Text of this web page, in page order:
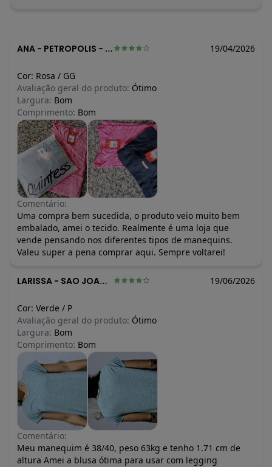
ANA - PETROPOLIS - RJ 19/04/2026
Cor: Rosa / GG
Avaliação geral do produto: Ótimo
Largura: Bom
Comprimento: Bom
Comentário:
Uma compra bem sucedida, o produto veio muito bem
embalado, amei o tecido. Realmente é uma loja que
vende pensando nos diferentes tipos de manequins.
Valeu super a pena comprar aqui. Sempre voltarei!
LARISSA - SAO JOAQUIM DE BICAS - MG 19/06/2026
Cor: Verde / P
Avaliação geral do produto: Ótimo
Largura: Bom
Comprimento: Bom
Comentário:
Meu manequim é 38/40, peso 63kg e tenho 1.71 cm de
altura Amei a blusa ótima para usar com legging